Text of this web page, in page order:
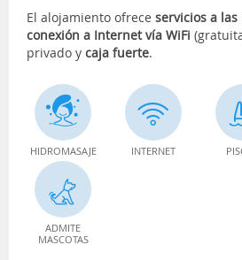
El alojamiento ofrece servicios a
conexión a Internet vía WiFi
privado y caja fuerte.
HIDROMASAJE INTERNET
ADMITE
MASCOTAS